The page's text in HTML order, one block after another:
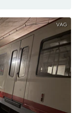
VAG